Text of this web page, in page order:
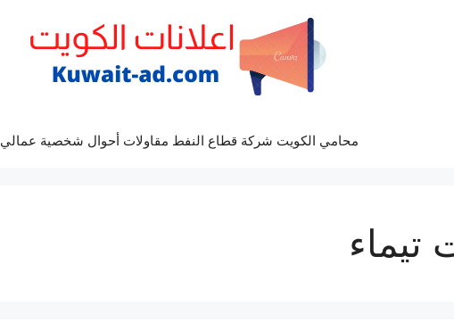
محامي الكويت شركة قطاع النفط مقاولات أحوال شخصية عمالي